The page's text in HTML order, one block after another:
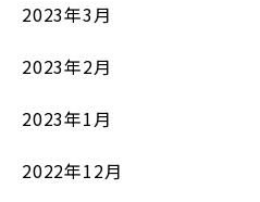
2023年3月
2023年2月
2023年1月
2022年12月